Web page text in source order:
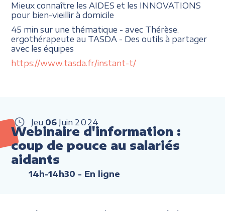
Mieux connaître les AIDES et les INNOVATIONS
pour bien-vieillir à domicile
45 min sur une thématique - avec Thérèse,
ergothérapeute au TASDA - Des outils à partager
avec les équipes
https://www.tasda.fr/instant-t/
Jeu 06 Juin 2024
Webinaire d'information :
coup de pouce au salariés
aidants
14h-14h30 - En ligne